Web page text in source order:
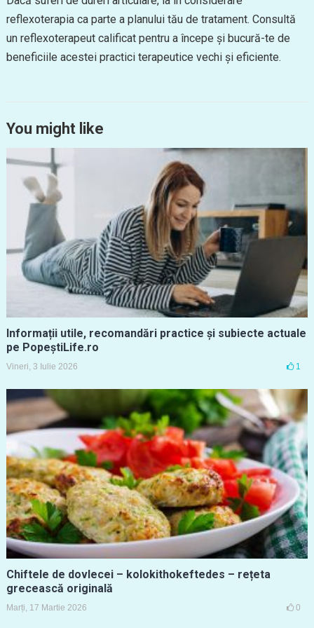
reflexoterapia ca parte a planului tău de tratament. Consultă
un reflexoterapeut calificat pentru a începe și bucură-te de
beneficiile acestei practici terapeutice vechi și eficiente.
You might like
Informații utile, recomandări practice și subiecte actuale
pe PopeștiLife.ro
Vineri, 3 Iulie 2026 1
Chiftele de dovlecei – kolokithokeftedes – rețeta
grecească originală
Marți, 17 Martie 2026 0